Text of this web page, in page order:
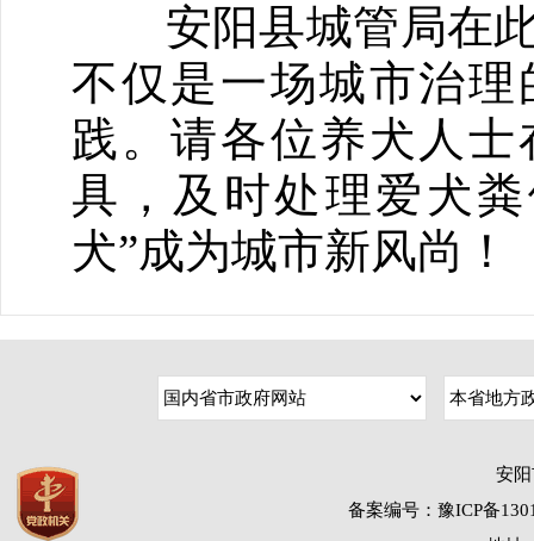
安阳县城管局在此
不仅是一场城市治
践。请各位养犬人
具，及时处理爱犬
犬”成为城市新风尚！
安
备案编号：豫ICP备